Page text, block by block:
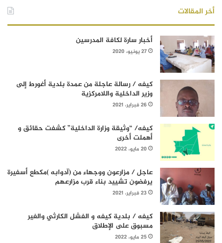
أخر المقالات
أخبار سارة لكافة المدرسين
27 يونيو، 2020
كيفه / رسالة عاجلة من عمدة بلدية أغورط إلى
وزير الداخلية واللامركزية
26 فبراير، 2021
كيفه/ “وثيقة وزارة الداخلية” كشفت حقائق و
أهملت أخرى
20 مايو، 2022
عاجل / مزارعون ووجهاء من (آدوابه )مكطع أسفيرة
يرفضون تشييد بناء قرب مزارعهم
23 فبراير، 2021
كيفه / بلدية كيفه و الفشل الكارثي والغير
مسبوق على الإطلاق
25 مايو، 2022